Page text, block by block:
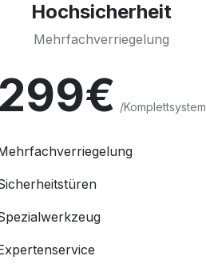
Hochsicherheit
Mehrfachverriegelung
299€ /Komplettsystem